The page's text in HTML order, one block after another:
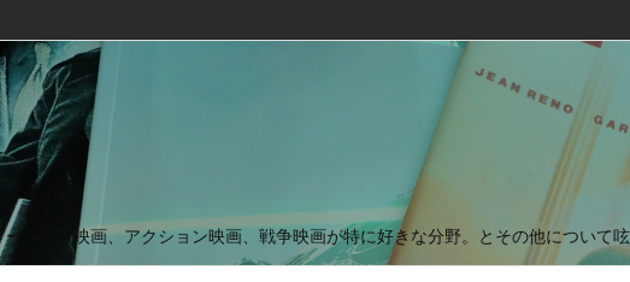
ション映画、アクション映画、戦争映画が特に好きな分野。とその他について呟